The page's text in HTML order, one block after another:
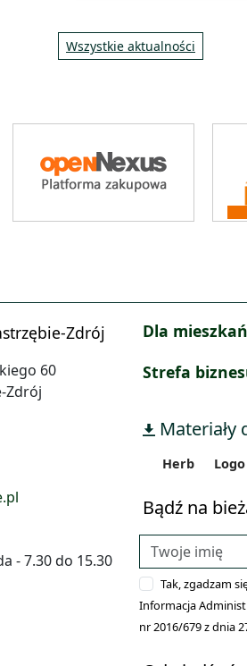
Wszystkie aktualności
Zdrój
60
Zdrój
- 7.30 do 15.30
Dla
Strefa
Materiały
Herb Logo
Bądź na
Tak, zgadzam
Informacja
nr 2016/679 z dnia